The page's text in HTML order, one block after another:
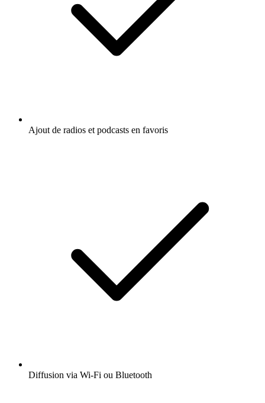
Ajout de radios et podcasts en favoris
Diffusion via Wi-Fi ou Bluetooth